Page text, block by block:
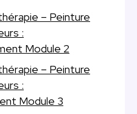
– Peinture
:
Module 2
– Peinture
:
Module 3